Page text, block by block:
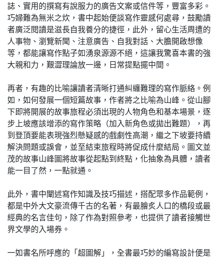
誌、實用的撰寫有說服力的廣告文案或信件等，豐富多彩。
巧婦難為無米之炊，書中起始便談寫作靈感何處尋，鼓勵讀
者廣泛閱讀是滋長自我養分的捷徑，此外，留心生活周遭的
人事物、瀏覽新聞、注意廣告、自我對話、大膽開啟想像
等，都能讓寫作點子如湧泉源源不絕，這讓我驚喜本書的強
大親和力，艱澀理論放一邊，日常提點擺中間。
再者，有趣的比喻讓讀者清晰打通糾纏難理的寫作脈絡。例
如，如何發展一個短篇故事，作者將之比喻為山峰。從山腳
下即將開展的故事旅程必須出現的人物角色和基本場景，逐
步上坡應該增添的寫作策略（加入新角色或拋出難題），再
到登頂要能表現強烈懸疑感的戲劇性高潮，繼之下坡要持續
解決問題或誤會，並至結束旅程時將促成什麼結局。圖文並
茂的故事山峰圖將故事從起點到終點，化抽象為具體，讀者
能一目了然，一點就通。
此外，書中闡述寫作知識及技巧描述，搭配眾多作品範例，
都是中外大文豪流傳千古的名著，有最膾炙人口的橋段或最
經典的名言佳句，除了作為對照參考，也提供了讀者接觸世
界文學的入場券。
一如書名所呼應的「超圖解」，全書最巧妙的編寫設計便是